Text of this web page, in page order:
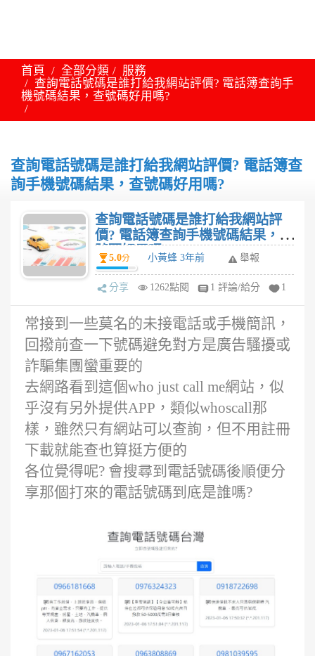
首頁 全部分類
服務
查詢電話號碼是誰打給我網站評價? 電話簿查詢手
機號碼結果，查號碼好用嗎?
查詢電話號碼是誰打給我網站評價? 電話簿查
詢手機號碼結果，查號碼好用嗎?
查詢電話號碼是誰打給我網站評
價? 電話簿查詢手機號碼結果，查
號碼好用嗎?
5.0分 小黃蜂 3年前 舉報
分享 1262點閱 1 評論/給分 1
常接到一些莫名的未接電話或手機簡訊，
回撥前查一下號碼避免對方是廣告騷擾或
詐騙集團蠻重要的
去網路看到這個who just call me網站，似
乎沒有另外提供APP，類似whoscall那
樣，雖然只有網站可以查詢，但不用註冊
下載就能查也算挺方便的
各位覺得呢? 會搜尋到電話號碼後順便分
享那個打來的電話號碼到底是誰嗎?